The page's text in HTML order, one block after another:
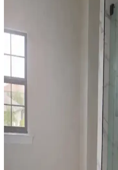
Yapay çiçeklere koku katarken
kokunun yoğunluğunu dengelemek
uygulama ve difüzör gibi
de önemlidir.
Mutfak Dekorasyonunda
Karşılaştırmalı Analizi ve
Mutfak dekorasyonunda ahşap ve
avantajları ve dezavantajları detaylı
temizlik ve estetik faktörler ışığında
Bismuth Kristalini Tozdan
Fonksiyonel Sergileme
Bismuth kristallerinin tozlanmasını
korumak için cam cloche
temizlik yöntemleri önerilmektedir.